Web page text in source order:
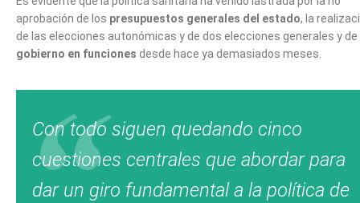
aprobación de los presupuestos generales del estado, la
de las elecciones autonómicas y de dos elecciones generales y de
gobierno en funciones desde hace ya demasiados meses.
Con todo siguen quedando cinco
cuestiones centrales que abordar para
dar un giro fundamental a la política de